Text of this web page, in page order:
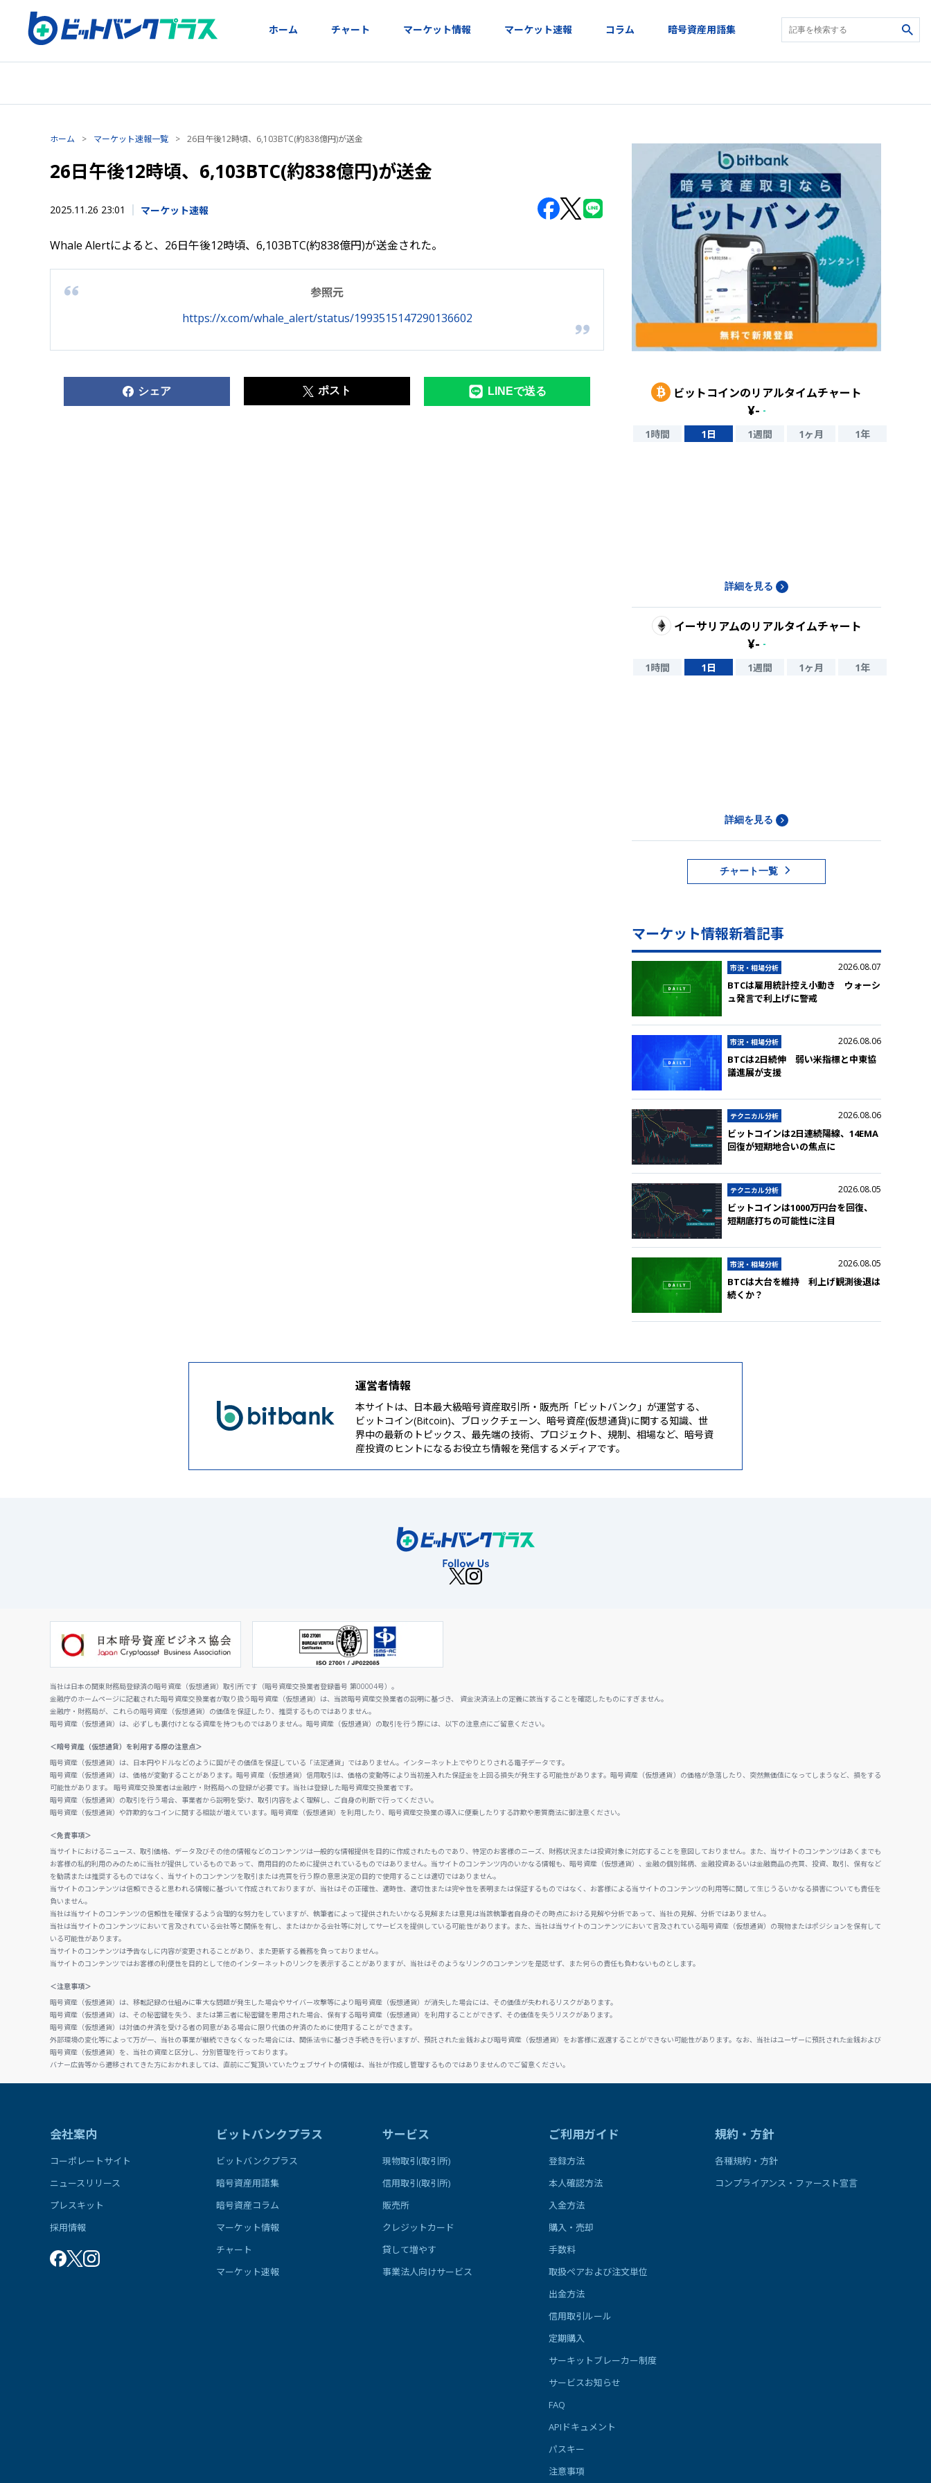
ホーム チャート マーケット情報 マーケット速報 コラム 暗号資産用語集
ホーム > マーケット速報一覧 > 26日午後12時頃、6,103BTC(約838億円)が送金
26日午後12時頃、6,103BTC(約838億円)が送金
2025.11.26 23:01 マーケット速報
Whale Alertによると、26日午後12時頃、6,103BTC(約838億円)が送金された。
参照元
https://x.com/whale_alert/status/1993515147290136602
シェア ポスト LINEで送る ビットコインのリアルタイムチャート
¥- -
1時間 1日 1週間 1ヶ月 1年
詳細を見る
イーサリアムのリアルタイムチャート
¥- -
1時間 1日 1週間 1ヶ月 1年
詳細を見る
チャート一覧
マーケット情報新着記事
市況・相場分析 2026.08.07
BTCは雇用統計控え小動き ウォーシ
ュ発言で利上げに警戒
市況・相場分析 2026.08.06
BTCは2日続伸 弱い米指標と中東協
議進展が支援
テクニカル分析 2026.08.06
ビットコインは2日連続陽線、14EMA
回復が短期地合いの焦点に
テクニカル分析 2026.08.05
ビットコインは1000万円台を回復、
短期底打ちの可能性に注目
市況・相場分析 2026.08.05
BTCは大台を維持 利上げ観測後退は
続くか？
運営者情報
本サイトは、日本最大級暗号資産取引所・販売所「ビットバンク」が運営する、
ビットコイン(Bitcoin)、ブロックチェーン、暗号資産(仮想通貨)に関する知識、世
界中の最新のトピックス、最先端の技術、プロジェクト、規制、相場など、暗号資
産投資のヒントになるお役立ち情報を発信するメディアです。
当社は日本の関東財務局登録済の暗号資産（仮想通貨）取引所です（暗号資産交換業者登録番号 第00004号）。
金融庁のホームページに記載された暗号資産交換業者が取り扱う暗号資産（仮想通貨）は、当該暗号資産交換業者の説明に基づき、 資金決済法上の定義に該当することを確認したものにすぎません。
金融庁・財務局が、これらの暗号資産（仮想通貨）の価値を保証したり、推奨するものではありません。
暗号資産（仮想通貨）は、必ずしも裏付けとなる資産を持つものではありません。暗号資産（仮想通貨）の取引を行う際には、以下の注意点にご留意ください。
＜暗号資産（仮想通貨）を利用する際の注意点＞
暗号資産（仮想通貨）は、日本円やドルなどのように国がその価値を保証している「法定通貨」ではありません。インターネット上でやりとりされる電子データです。
暗号資産（仮想通貨）は、価格が変動することがあります。暗号資産（仮想通貨）信用取引は、価格の変動等により当初差入れた保証金を上回る損失が発生する可能性があります。暗号資産（仮想通貨）の価格が急落したり、突然無価値になってしまうなど、損をする
可能性があります。 暗号資産交換業者は金融庁・財務局への登録が必要です。当社は登録した暗号資産交換業者です。
暗号資産（仮想通貨）の取引を行う場合、事業者から説明を受け、取引内容をよく理解し、ご自身の判断で行ってください。
暗号資産（仮想通貨）や詐欺的なコインに関する相談が増えています。暗号資産（仮想通貨）を利用したり、暗号資産交換業の導入に便乗したりする詐欺や悪質商法に御注意ください。
＜免責事項＞
当サイトにおけるニュース、取引価格、データ及びその他の情報などのコンテンツは一般的な情報提供を目的に作成されたものであり、特定のお客様のニーズ、財務状況または投資対象に対応することを意図しておりません。また、当サイトのコンテンツはあくまでも
お客様の私的利用のみのために当社が提供しているものであって、商用目的のために提供されているものではありません。当サイトのコンテンツ内のいかなる情報も、暗号資産（仮想通貨）、金融の個別銘柄、金融投資あるいは金融商品の売買、投資、取引、保有など
を勧誘または推奨するものではなく、当サイトのコンテンツを取引または売買を行う際の意思決定の目的で使用することは適切ではありません。
当サイトのコンテンツは信頼できると思われる情報に基づいて作成されておりますが、当社はその正確性、適時性、適切性または完全性を表明または保証するものではなく、お客様による当サイトのコンテンツの利用等に関して生じうるいかなる損害についても責任を
負いません。
当社は当サイトのコンテンツの信頼性を確保するよう合理的な努力をしていますが、執筆者によって提供されたいかなる見解または意見は当該執筆者自身のその時点における見解や分析であって、当社の見解、分析ではありません。
当社は当サイトのコンテンツにおいて言及されている会社等と関係を有し、またはかかる会社等に対してサービスを提供している可能性があります。また、当社は当サイトのコンテンツにおいて言及されている暗号資産（仮想通貨）の現物またはポジションを保有して
いる可能性があります。
当サイトのコンテンツは予告なしに内容が変更されることがあり、また更新する義務を負っておりません。
当サイトのコンテンツではお客様の利便性を目的として他のインターネットのリンクを表示することがありますが、当社はそのようなリンクのコンテンツを是認せず、また何らの責任も負わないものとします。
＜注意事項＞
暗号資産（仮想通貨）は、移転記録の仕組みに重大な問題が発生した場合やサイバー攻撃等により暗号資産（仮想通貨）が消失した場合には、その価値が失われるリスクがあります。
暗号資産（仮想通貨）は、その秘密鍵を失う、または第三者に秘密鍵を悪用された場合、保有する暗号資産（仮想通貨）を利用することができず、その価値を失うリスクがあります。
暗号資産（仮想通貨）は対価の弁済を受ける者の同意がある場合に限り代価の弁済のために使用することができます。
外部環境の変化等によって万が一、当社の事業が継続できなくなった場合には、関係法令に基づき手続きを行いますが、預託された金銭および暗号資産（仮想通貨）をお客様に返還することができない可能性があります。なお、当社はユーザーに預託された金銭および
暗号資産（仮想通貨）を、当社の資産と区分し、分別管理を行っております。
バナー広告等から遷移されてきた方におかれましては、直前にご覧頂いていたウェブサイトの情報は、当社が作成し管理するものではありませんのでご留意ください。
会社案内
コーポレートサイト
ニュースリリース
プレスキット
採用情報
ビットバンクプラス
ビットバンクプラス
暗号資産用語集
暗号資産コラム
マーケット情報
チャート
マーケット速報
サービス
現物取引(取引所)
信用取引(取引所)
販売所
クレジットカード
貸して増やす
事業法人向けサービス
ご利用ガイド
登録方法
本人確認方法
入金方法
購入・売却
手数料
取扱ペアおよび注文単位
出金方法
信用取引ルール
定期購入
サーキットブレーカー制度
サービスお知らせ
FAQ
APIドキュメント
パスキー
注意事項
規約・方針
各種規約・方針
コンプライアンス・ファースト宣言